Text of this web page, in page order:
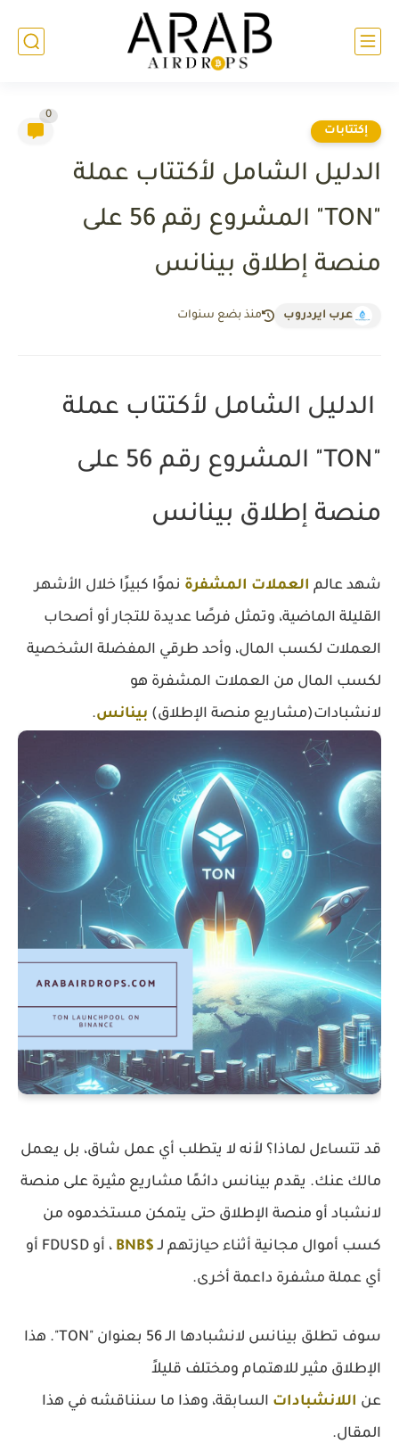
إكتتابات
0
الدليل الشامل لأكتتاب عملة
"TON" المشروع رقم 56 على
منصة إطلاق بينانس
عرب ايردروب منذ بضع سنوات
الدليل الشامل لأكتتاب عملة
"TON" المشروع رقم 56 على
منصة إطلاق بينانس
شهد عالم العملات المشفرة نموًا كبيرًا خلال الأشهر
القليلة الماضية، وتمثل فرصًا عديدة للتجار أو أصحاب
العملات لكسب المال، وأحد طرقي المفضلة الشخصية
لكسب المال من العملات المشفرة هو
لانشبادات(مشاريع منصة الإطلاق) بينانس.
قد تتساءل لماذا؟ لأنه لا يتطلب أي عمل شاق، بل يعمل
مالك عنك. يقدم بينانس دائمًا مشاريع مثيرة على منصة
لانشباد أو منصة الإطلاق حتى يتمكن مستخدموه من
كسب أموال مجانية أثناء حيازتهم لـ $BNB
، أو FDUSD أو
أي عملة مشفرة داعمة أخرى.
سوف تطلق بينانس لانشبادها الـ 56 بعنوان "TON". هذا
الإطلاق مثير للاهتمام ومختلف قليلاً
عن اللانشبادات السابقة، وهذا ما سنناقشه في هذا
المقال.